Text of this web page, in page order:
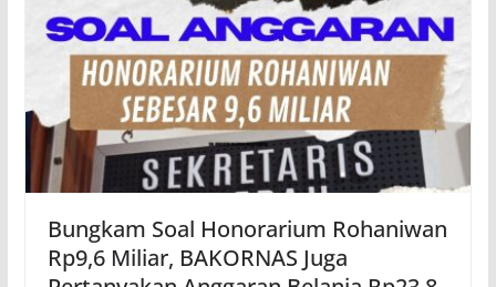
Bungkam Soal Honorarium Rohaniwan
Rp9,6 Miliar, BAKORNAS Juga